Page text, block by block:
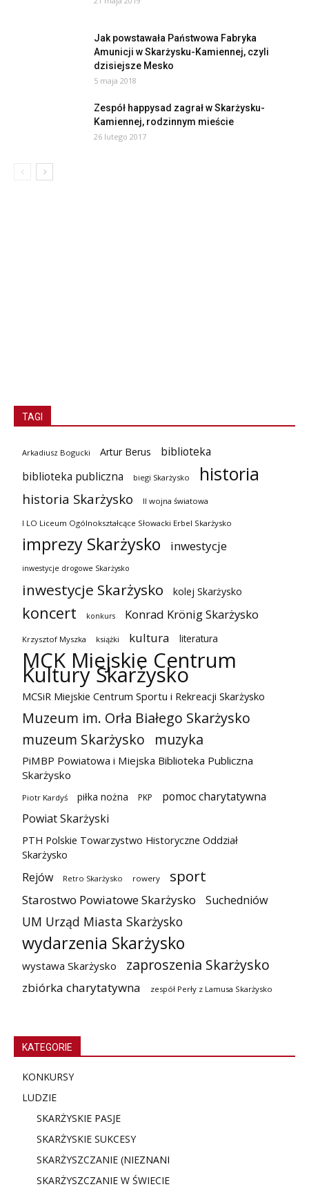
Jak powstawała Państwowa Fabryka
Amunicji w Skarżysku-Kamiennej, czyli
dzisiejsze Mesko
5 maja 2018
Zespół happysad zagrał w Skarżysku-
Kamiennej, rodzinnym mieście
26 lutego 2017
TAGI
Arkadiusz Bogucki Artur Berus
biblioteka
biblioteka publiczna
biegi Skarżysko historia
historia Skarżysko II wojna światowa
I LO Liceum Ogólnokształcące Słowacki Erbel Skarżysko
imprezy Skarżysko inwestycje
inwestycje drogowe Skarżysko
inwestycje Skarżysko kolej Skarżysko
koncert konkurs Konrad Krönig Skarżysko
Krzysztof Myszka książki kultura literatura
MCK Miejskie Centrum
Kultury Skarżysko
MCSiR Miejskie Centrum Sportu i Rekreacji Skarżysko
Muzeum im. Orła Białego Skarżysko
muzeum Skarżysko
muzyka
PiMBP Powiatowa i Miejska Biblioteka Publiczna
Skarżysko
Piotr Kardyś piłka nożna PKP
pomoc charytatywna
Powiat Skarżyski
PTH Polskie Towarzystwo Historyczne Oddział
Skarżysko
Rejów Retro Skarżysko rowery sport
Starostwo Powiatowe Skarżysko Suchedniów
UM Urząd Miasta Skarżysko
wydarzenia Skarżysko
wystawa Skarżysko zaproszenia Skarżysko
zbiórka charytatywna zespół Perły z Lamusa Skarżysko
KATEGORIE
KONKURSY
LUDZIE
SKARŻYSKIE PASJE
SKARŻYSKIE SUKCESY
SKARŻYSZCZANIE (NIEZNANI
SKARŻYSZCZANIE W ŚWIECIE